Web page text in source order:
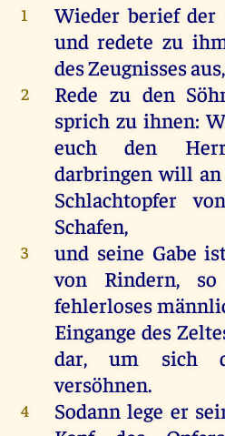
1
Wieder berief der
und redete zu
des Zeugnisses
2
Rede zu den
sprich zu ihnen:
euch den
darbringen will
Schlachtopfer
Schafen,
3
und seine Gabe
von Rindern,
fehlerloses
Eingange des
dar, um sich
versöhnen.
4
Sodann lege er